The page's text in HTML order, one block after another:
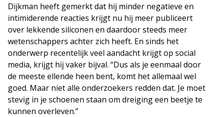
Dijkman heeft gemerkt dat hij minder negatieve en
intimiderende reacties krijgt nu hij meer publiceert
over lekkende siliconen en daardoor steeds meer
wetenschappers achter zich heeft. En sinds het
onderwerp recentelijk veel aandacht krijgt op social
media, krijgt hij vaker bijval. “Dus als je eenmaal door
de meeste ellende heen bent, komt het allemaal wel
goed. Maar niet alle onderzoekers redden dat. Je moet
stevig in je schoenen staan om dreiging een beetje te
kunnen overleven.”